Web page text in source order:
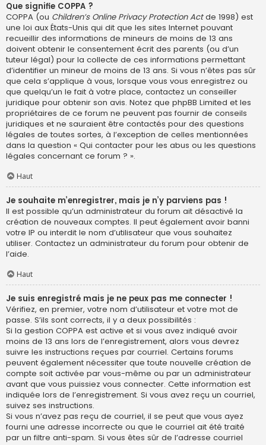
Que signifie COPPA ?
COPPA (ou Children’s Online Privacy Protection Actde 1998) est
une loi aux États-Unis qui dit que les sites Internet pouvant
recueillir des informations de mineurs de moins de 13 ans
doivent obtenir le consentement écrit des parents (ou d’un
tuteur légal) pour la collecte de ces informations permettant
d’identifier un mineur de moins de 13 ans. Si vous n’êtes pas sûr
que cela s’applique à vous, lorsque vous vous enregistrez ou
que quelqu’un le fait à votre place, contactez un conseiller
juridique pour obtenir son avis. Notez que phpBB Limited et les
propriétaires de ce forum ne peuvent pas fournir de conseils
juridiques et ne sauraient être contactés pour des questions
légales de toutes sortes, à l’exception de celles mentionnées
dans la question « Qui contacter pour les abus ou les questions
légales concernant ce forum ? ».
Haut
Je souhaite m’enregistrer, mais je n’y parviens pas !
Il est possible qu’un administrateur du forum ait désactivé la
création de nouveaux comptes. Il peut également avoir banni
votre IP ou interdit le nom d’utilisateur que vous souhaitez
utiliser. Contactez un administrateur du forum pour obtenir de
l’aide.
Haut
Je suis enregistré mais je ne peux pas me connecter !
Vérifiez, en premier, votre nom d’utilisateur et votre mot de
passe. S’ils sont corrects, il y a deux possibilités :
Si la gestion COPPA est active et si vous avez indiqué avoir
moins de 13 ans lors de l’enregistrement, alors vous devrez
suivre les instructions reçues par courriel. Certains forums
peuvent également nécessiter que toute nouvelle création de
compte soit activée par vous-même ou par un administrateur
avant que vous puissiez vous connecter. Cette information est
indiquée lors de l’enregistrement. Si vous avez reçu un courriel,
suivez ses instructions.
Si vous n’avez pas reçu de courriel, il se peut que vous ayez
fourni une adresse incorrecte ou que le courriel ait été traité
par un filtre anti-spam. Si vous êtes sûr de l’adresse courriel